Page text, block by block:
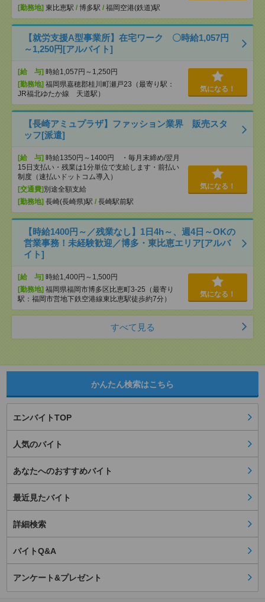
[勤務地] 東比恵駅 / 博多駅 / 福岡空港(鉄道)駅
【就労支援A型事業所】在宅ワーク 〇時給1,057円
～1,250円[アルバイト]
[給 与] 時給1,057円～1,250円
[勤務地] 福岡県嘉穂郡桂川町瀬戸23（最寄り駅：
JR福北ゆたか線 天道駅）
気になる！
【長崎アミュプラザ】ファッション業界 販売スタ
ッフ[派遣]
[給 与] 時給1350円～1400円 ・毎月末締め/翌月
15日支払い・残業は1分単位で支給します・前払い
制度（速払いドットコム導入）
[交通費] 別途全額支給
[勤務地] 長崎(長崎県)駅 / 長崎駅前駅
気になる！
【時給1400円～／残業なし】1日4h～、週4日～OKの
営業事務！未経験歓迎／博多・東比恵エリア[アルバ
イト]
[給 与] 時給1,400円～1,500円
[勤務地] 福岡県福岡市博多区比恵町3-25（最寄り
駅：福岡市営地下鉄空港線東比恵駅徒歩約7分）
気になる！
すべて見る
かんたん検索はこちら
エンバイトTOP
人気のバイト
あなたへのおすすめバイト
最近見たバイト
詳細検索
バイトQ&A
アンケート&プレゼント